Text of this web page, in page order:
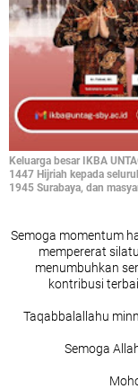
Keluarga besar IKBA
1447 Hijriah kepada
1945 Surabaya, dan
Semoga momentum
mempererat
menumbuhkan
kontribusi
Taqabbalallahu
Semoga